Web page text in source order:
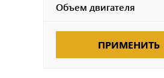
Объем двигателя
ПРИМЕНИТЬ